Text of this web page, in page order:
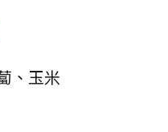
、玉米